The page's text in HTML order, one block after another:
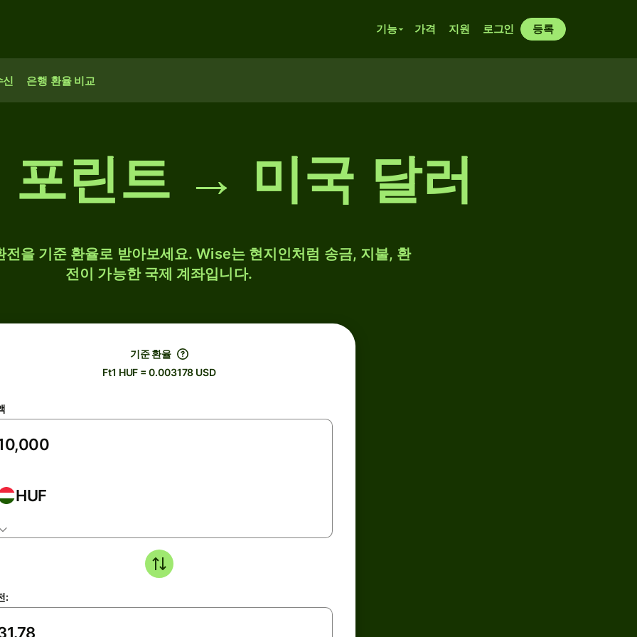
기능 가격 지원 로그인 등록
신 은행 환율 비교
포린트 → 미국 달러
을 기준 환율로 받아보세요. Wise는 현지인처럼 송금, 지불, 환
전이 가능한 국제 계좌입니다.
기준 환율
Ft1 HUF = 0.003178 USD
HUF
: